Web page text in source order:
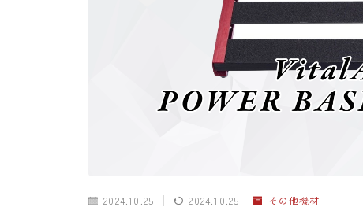
2024.10.25 2024.10.25 その他機材